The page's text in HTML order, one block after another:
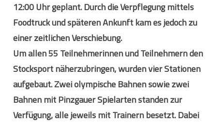
12:00 Uhrgeplant. Durch die Verpflegung mittels
Foodtruck und späteren Ankunft kam es jedoch zu
einer zeitlichen Verschiebung.
Um allen55 Teilnehmerinnen und Teilnehmernden
Stocksport näherzubringen, wurdenvier Stationen
aufgebaut. Zweiolympische Bahnensowie zwei
Bahnen mitPinzgauer Spielartenstanden zur
Verfügung, alle jeweils mit Trainern besetzt. Dabei